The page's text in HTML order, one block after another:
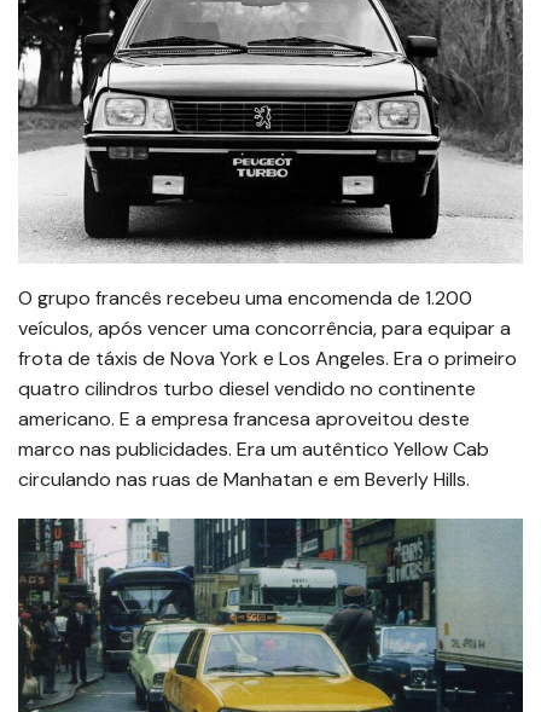
O grupo francês recebeu uma encomenda de 1.200
veículos, após vencer uma concorrência, para equipar a
frota de táxis de Nova York e Los Angeles. Era o primeiro
quatro cilindros turbo diesel vendido no continente
americano. E a empresa francesa aproveitou deste
marco nas publicidades. Era um autêntico Yellow Cab
circulando nas ruas de Manhatan e em Beverly Hills.